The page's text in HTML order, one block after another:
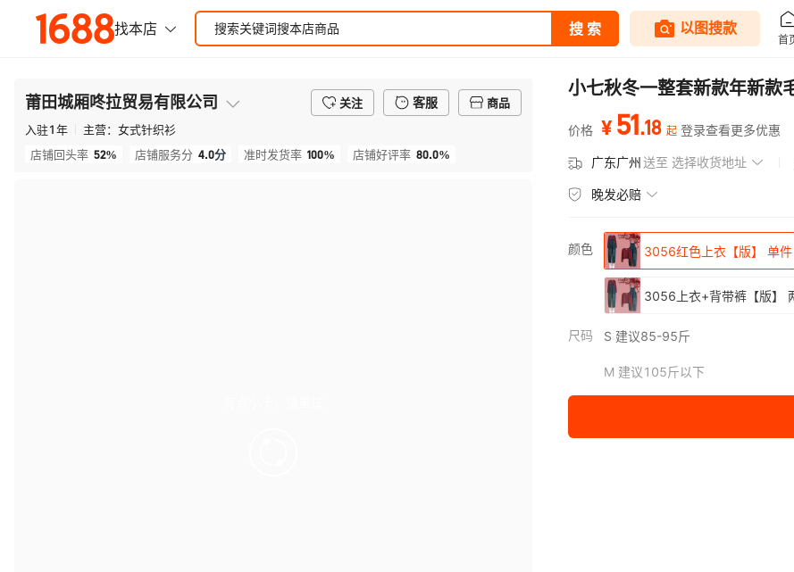
莆田城厢咚拉贸易有限公司 关注 客服
商品
入驻1年 主营： 女式针织衫
店铺回头率 52% 店铺服务分 4.0分 准时发货率 100% 店铺好评率 80.0%
小七秋冬一整套新款年新款
价格 ¥ 51.18 起 登录查看更多优惠
广东广州送至 选择收货地址
晚发必赔
颜色 3056红色上衣【版】 单件
3056上衣+背带裤【版】
尺码 S 建议85-95斤
M 建议105斤以下
XL 建议115-125斤